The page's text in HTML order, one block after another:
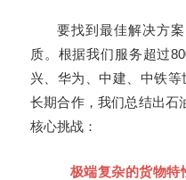
要找到最佳解决方
质。根据我们服务超过
兴、华为、中建、中铁
长期合作，我们总结出石
核心挑战：
极端复杂的货物